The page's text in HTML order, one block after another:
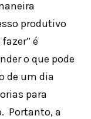
produtivo
é
o que pode
de um dia
para
Portanto, a